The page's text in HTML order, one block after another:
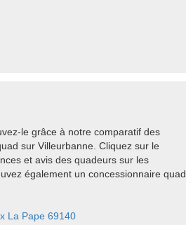
le grâce à notre comparatif des
sur Villeurbanne. Cliquez sur le
et avis des quadeurs sur les
également un concessionnaire quad
La Pape 69140